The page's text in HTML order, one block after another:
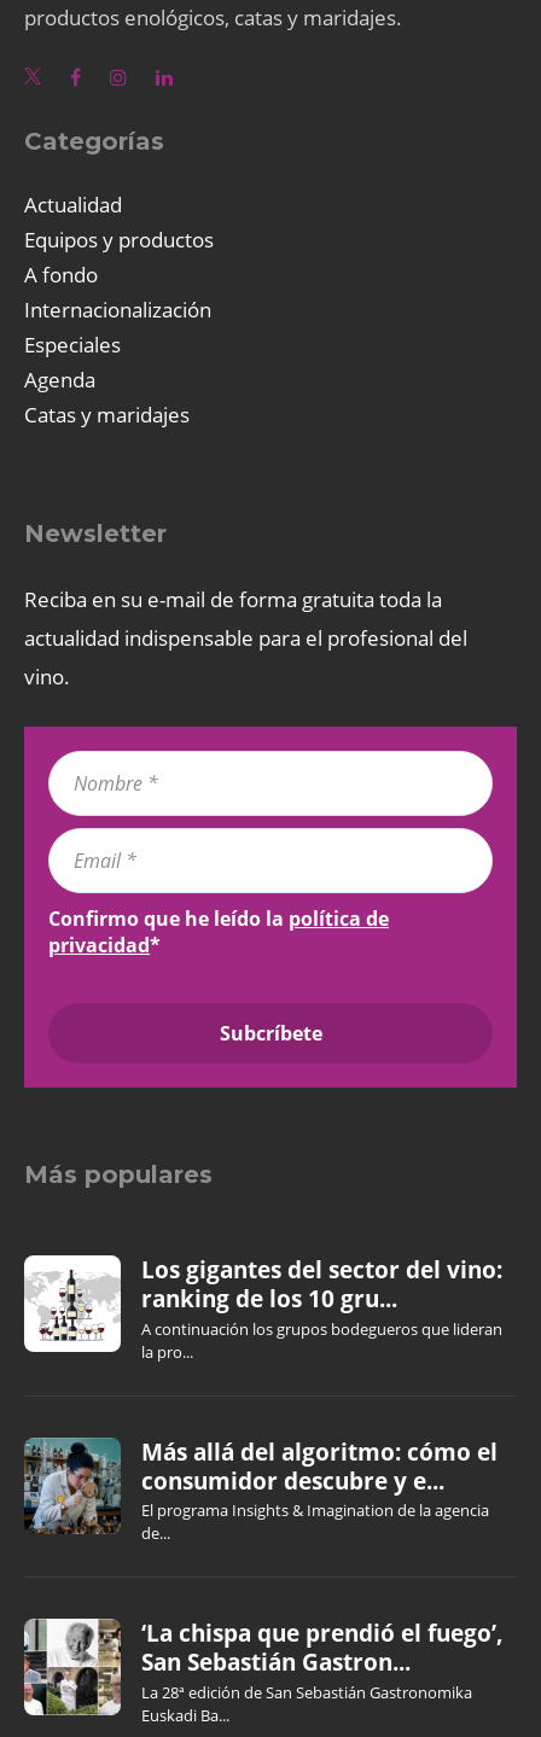
productos enológicos, catas y maridajes.
Categorías
Actualidad
Equipos y productos
A fondo
Internacionalización
Especiales
Agenda
Catas y maridajes
Newsletter
Reciba en su e-mail de forma gratuita toda la
actualidad indispensable para el profesional del
vino.
Confirmo que he leído la política de
privacidad*
Más populares
Los gigantes del sector del vino:
ranking de los 10 gru...
A continuación los grupos bodegueros que lideran
la pro...
Más allá del algoritmo: cómo el
consumidor descubre y e...
El programa Insights & Imagination de la agencia
de...
‘La chispa que prendió el fuego’,
San Sebastián Gastron...
La 28ª edición de San Sebastián Gastronomika
Euskadi Ba...